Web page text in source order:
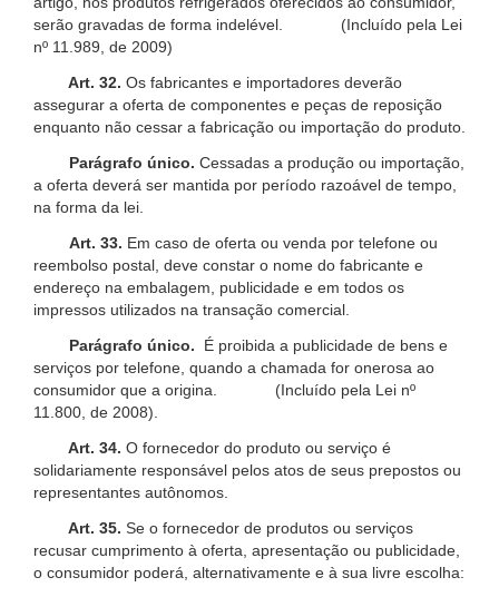
serão gravadas de forma indelével. (Incluído pela Lei
nº 11.989, de 2009)
Art. 32. Os fabricantes e importadores deverão
assegurar a oferta de componentes e peças de reposição
enquanto não cessar a fabricação ou importação do produto.
Parágrafo único. Cessadas a produção ou importação,
a oferta deverá ser mantida por período razoável de tempo,
na forma da lei.
Art. 33. Em caso de oferta ou venda por telefone ou
reembolso postal, deve constar o nome do fabricante e
endereço na embalagem, publicidade e em todos os
impressos utilizados na transação comercial.
Parágrafo único.
É proibida a publicidade de bens e
serviços por telefone, quando a chamada for onerosa ao
consumidor que a origina. (Incluído pela Lei nº
11.800, de 2008).
Art. 34. O fornecedor do produto ou serviço é
solidariamente responsável pelos atos de seus prepostos ou
representantes autônomos.
Art. 35. Se o fornecedor de produtos ou serviços
recusar cumprimento à oferta, apresentação ou publicidade,
o consumidor poderá, alternativamente e à sua livre escolha: